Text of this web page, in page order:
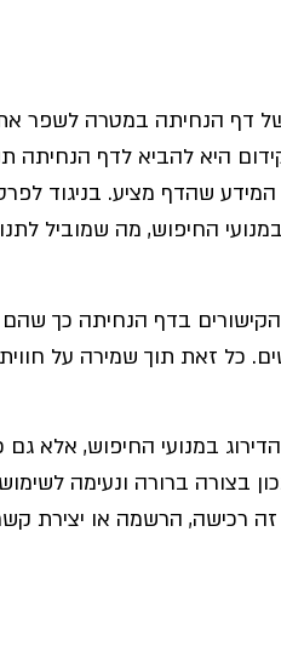
של דף הנחיתה במטרה לשפר
היא להביא לדף הנחיתה
שהדף מציע. בניגוד
החיפוש, מה שמוביל
בדף הנחיתה כך שהם
כל זאת תוך שמירה על
במנועי החיפוש, אלא גם
בצורה ברורה ונעימה
זה רכישה, הרשמה או יצירת